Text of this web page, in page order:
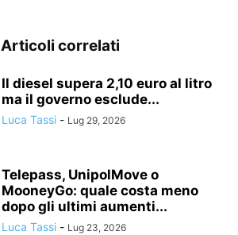
Articoli correlati
Il diesel supera 2,10 euro al litro
ma il governo esclude...
Luca Tassi - Lug 29, 2026
Telepass, UnipolMove o
MooneyGo: quale costa meno
dopo gli ultimi aumenti...
Luca Tassi - Lug 23, 2026